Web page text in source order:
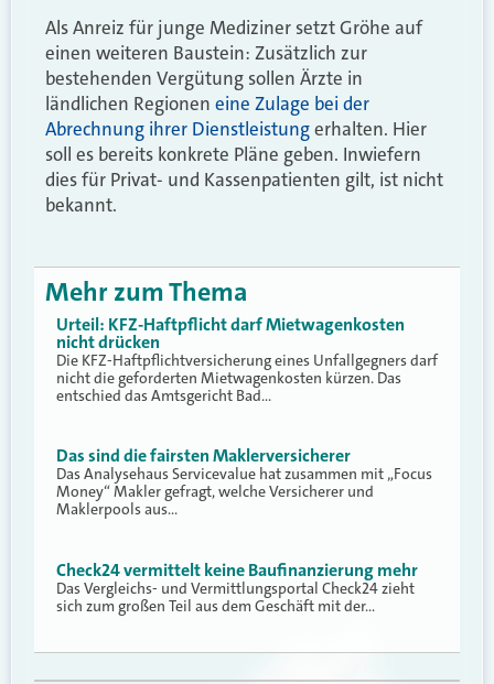
Als Anreiz für junge Mediziner setzt Gröhe auf
einen weiteren Baustein: Zusätzlich zur
bestehenden Vergütung sollen Ärzte in
ländlichen Regionen eine Zulage bei der
Abrechnung ihrer Dienstleistungerhalten. Hier
soll es bereits konkrete Pläne geben. Inwiefern
dies für Privat- und Kassenpatienten gilt, ist nicht
bekannt.
Mehr zum Thema
Urteil: KFZ-Haftpflicht darf Mietwagenkosten
nicht drücken
Die KFZ-Haftpflichtversicherung eines Unfallgegners darf
nicht die geforderten Mietwagenkosten kürzen. Das
entschied das Amtsgericht Bad…
Das sind die fairsten Maklerversicherer
Das Analysehaus Servicevalue hat zusammen mit „Focus
Money“ Makler gefragt, welche Versicherer und
Maklerpools aus…
Check24 vermittelt keine Baufinanzierung mehr
Das Vergleichs- und Vermittlungsportal Check24 zieht
sich zum großen Teil aus dem Geschäft mit der…